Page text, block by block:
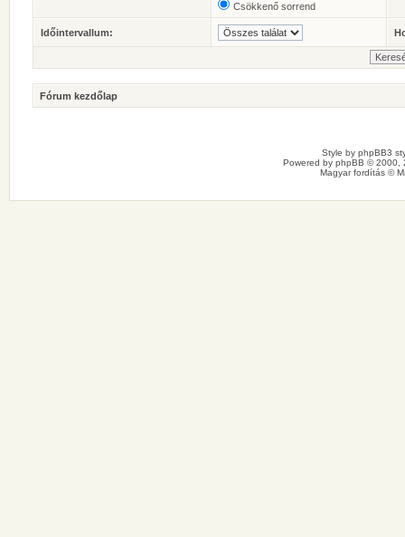
Csökkenő sorrend
Időintervallum:
Fórum kezdőlap
Style by phpBB3
Powered by phpBB © 2000,
Magyar fordítás ©